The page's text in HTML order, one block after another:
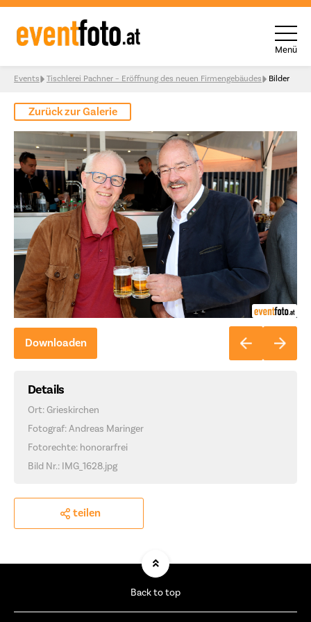
Skip to content
Menü
Events Tischlerei Pachner – Eröffnung des neuen Firmengebäudes Bilder
Zurück zur Galerie
Downloaden
Details
Ort: Grieskirchen
Fotograf: Andreas Maringer
Fotorechte: honorarfrei
Bild Nr.: IMG_1628.jpg
teilen
Back to top